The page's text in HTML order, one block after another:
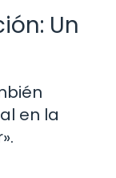
Un
en la